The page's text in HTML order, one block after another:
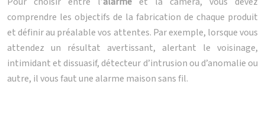
comprendre les objectifs de la fabrication de chaque produit
et définir au préalable vos attentes. Par exemple, lorsque vous
attendez un résultat avertissant, alertant le voisinage,
intimidant et dissuasif, détecteur d’intrusion ou d’anomalie ou
autre, il vous faut une alarme maison sans fil.